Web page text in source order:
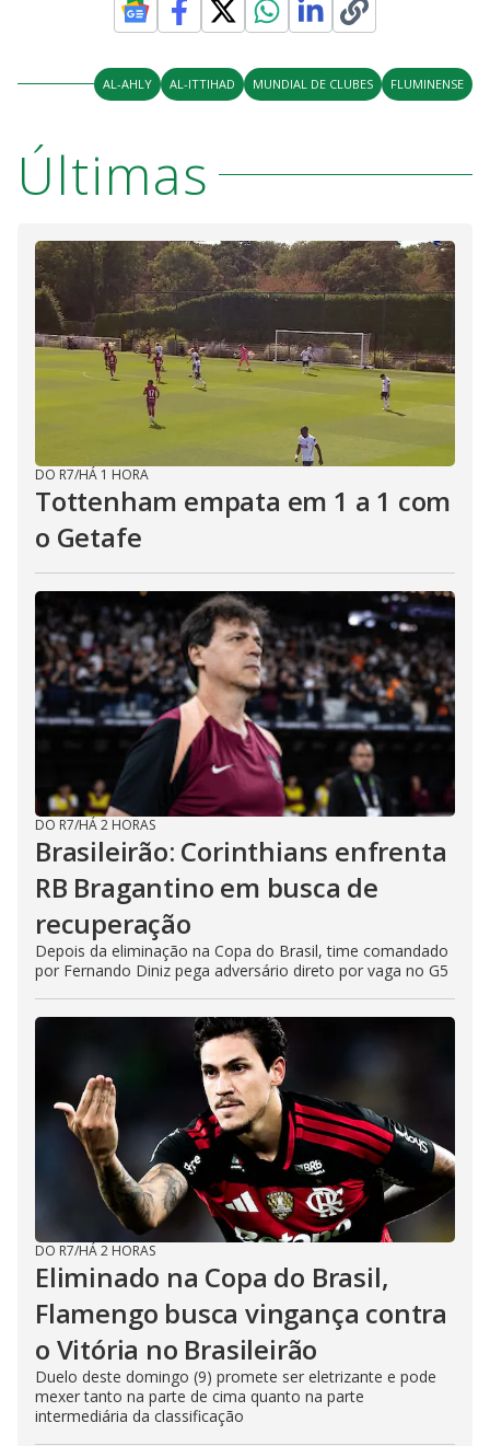
AL-AHLY AL-ITTIHAD MUNDIAL DE CLUBES FLUMINENSE
Últimas
DO R7/HÁ 1 HORA
Tottenham empata em 1 a 1 com
o Getafe
DO R7/HÁ 2 HORAS
Brasileirão: Corinthians enfrenta
RB Bragantino em busca de
recuperação
Depois da eliminação na Copa do Brasil, time comandado
por Fernando Diniz pega adversário direto por vaga no G5
DO R7/HÁ 2 HORAS
Eliminado na Copa do Brasil,
Flamengo busca vingança contra
o Vitória no Brasileirão
Duelo deste domingo (9) promete ser eletrizante e pode
mexer tanto na parte de cima quanto na parte
intermediária da classificação